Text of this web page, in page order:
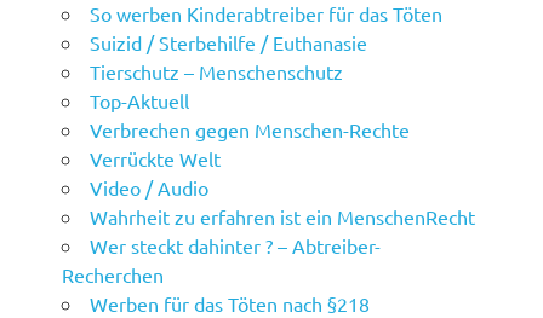
So werben Kinderabtreiber für das Töten
Suizid / Sterbehilfe / Euthanasie
Tierschutz – Menschenschutz
Top-Aktuell
Verbrechen gegen Menschen-Rechte
Verrückte Welt
Video / Audio
Wahrheit zu erfahren ist ein MenschenRecht
Wer steckt dahinter ? – Abtreiber-
Recherchen
Werben für das Töten nach §218